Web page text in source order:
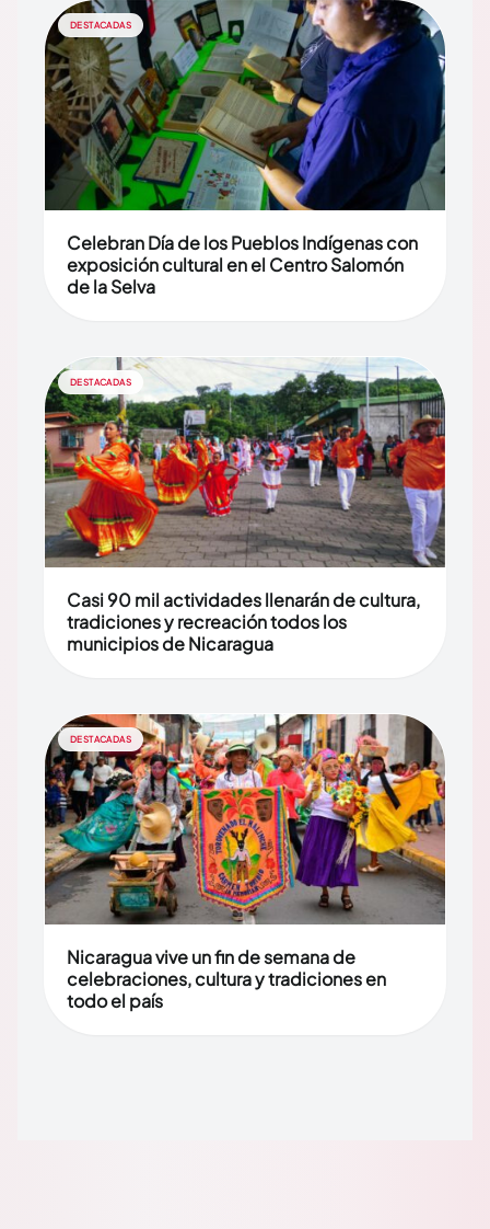
DESTACADAS
Celebran Día de los Pueblos Indígenas con
exposición cultural en el Centro Salomón
de la Selva
DESTACADAS
Casi 90 mil actividades llenarán de cultura,
tradiciones y recreación todos los
municipios de Nicaragua
DESTACADAS
Nicaragua vive un fin de semana de
celebraciones, cultura y tradiciones en
todo el país